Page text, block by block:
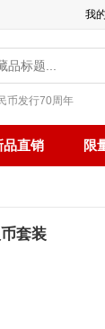
我
币发行70周年
品直销 限
套装